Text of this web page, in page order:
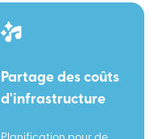
Partage des coûts
d'infrastructure